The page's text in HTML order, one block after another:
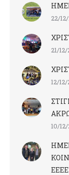
22/
21/
12/
10/